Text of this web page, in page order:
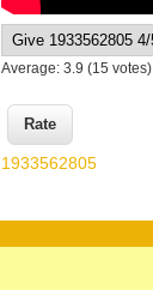
Average: 3.9 (15 votes)
1933562805